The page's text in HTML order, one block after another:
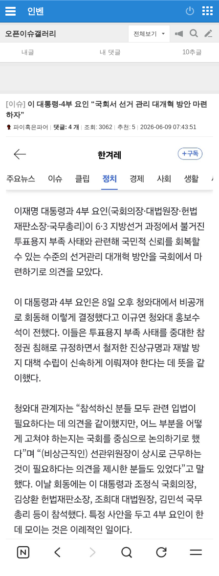
인벤
오픈이슈갤러리 전체보기
공
지
on/off
검
색
글
쓰
내글 내 댓글 10추글
[이슈] 이 대통령-4부 요인 “국회서 선거 관리 대개혁 방안 마련
하자”
파이혹은파어 댓글: 4 개 조회: 3062 추천: 5 2026-06-09 07:43:51